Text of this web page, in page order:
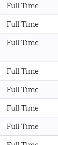
Full Time
Full Time
Full Time
Full Time
Full Time
Full Time
Full Time